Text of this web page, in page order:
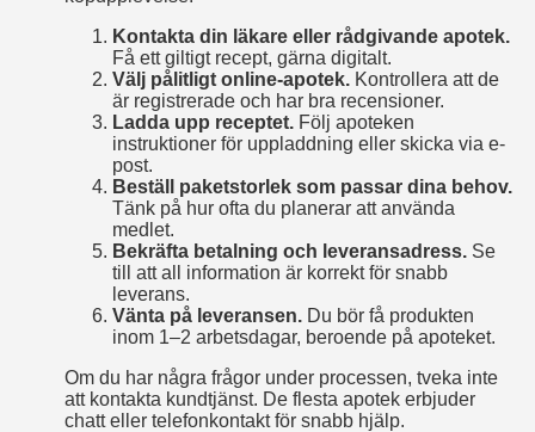
Kontakta din läkare eller rådgivande apotek.
Få ett giltigt recept, gärna digitalt.
Välj pålitligt online‑apotek.Kontrollera att de
är registrerade och har bra recensioner.
Ladda upp receptet.Följ apoteken
instruktioner för uppladdning eller skicka via e-
post.
Beställ paketstorlek som passar dina behov.
Tänk på hur ofta du planerar att använda
medlet.
Bekräfta betalning och leveransadress.Se
till att all information är korrekt för snabb
leverans.
Vänta på leveransen.Du bör få produkten
inom 1–2 arbetsdagar, beroende på apoteket.
Om du har några frågor under processen, tveka inte
att kontakta kundtjänst. De flesta apotek erbjuder
chatt eller telefonkontakt för snabb hjälp.